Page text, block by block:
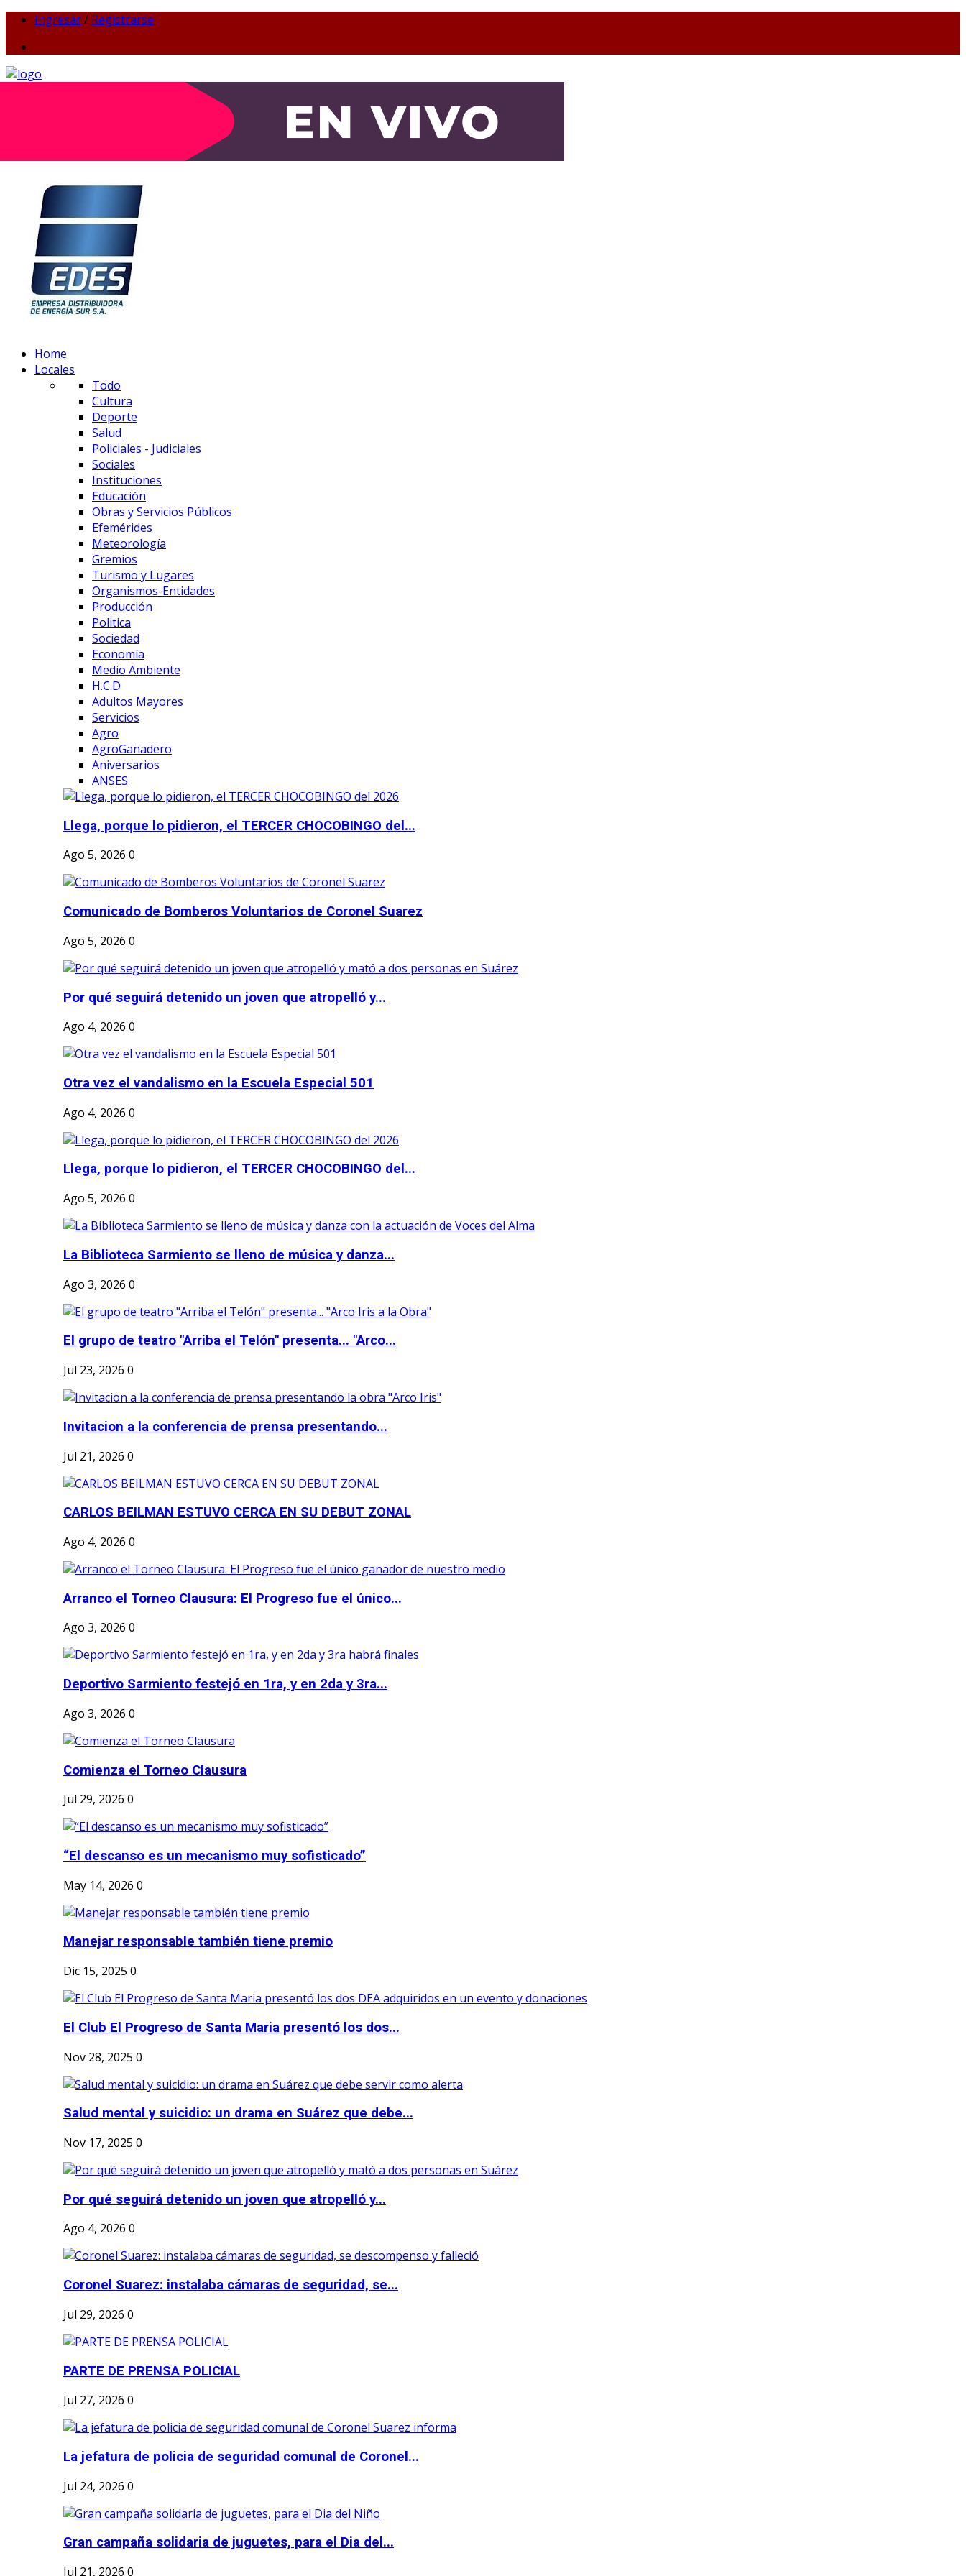
Ingresar/ Registrarse
Home
Locales
Todo
Cultura
Deporte
Salud
Policiales - Judiciales
Sociales
Instituciones
Educación
Obras y Servicios Públicos
Efemérides
Meteorología
Gremios
Turismo y Lugares
Organismos-Entidades
Producción
Politica
Sociedad
Economía
Medio Ambiente
H.C.D
Adultos Mayores
Servicios
Agro
AgroGanadero
Aniversarios
ANSES
Llega, porque lo pidieron, el TERCER CHOCOBINGO del...
Ago 5, 2026 0
Comunicado de Bomberos Voluntarios de Coronel Suarez
Ago 5, 2026 0
Por qué seguirá detenido un joven que atropelló y...
Ago 4, 2026 0
Otra vez el vandalismo en la Escuela Especial 501
Ago 4, 2026 0
Llega, porque lo pidieron, el TERCER CHOCOBINGO del...
Ago 5, 2026 0
La Biblioteca Sarmiento se lleno de música y danza...
Ago 3, 2026 0
El grupo de teatro "Arriba el Telón" presenta... "Arco...
Jul 23, 2026 0
Invitacion a la conferencia de prensa presentando...
Jul 21, 2026 0
CARLOS BEILMAN ESTUVO CERCA EN SU DEBUT ZONAL
Ago 4, 2026 0
Arranco el Torneo Clausura: El Progreso fue el único...
Ago 3, 2026 0
Deportivo Sarmiento festejó en 1ra, y en 2da y 3ra...
Ago 3, 2026 0
Comienza el Torneo Clausura
Jul 29, 2026 0
“El descanso es un mecanismo muy sofisticado”
May 14, 2026 0
Manejar responsable también tiene premio
Dic 15, 2025 0
El Club El Progreso de Santa Maria presentó los dos...
Nov 28, 2025 0
Salud mental y suicidio: un drama en Suárez que debe...
Nov 17, 2025 0
Por qué seguirá detenido un joven que atropelló y...
Ago 4, 2026 0
Coronel Suarez: instalaba cámaras de seguridad, se...
Jul 29, 2026 0
PARTE DE PRENSA POLICIAL
Jul 27, 2026 0
La jefatura de policia de seguridad comunal de Coronel...
Jul 24, 2026 0
Gran campaña solidaria de juguetes, para el Dia del...
Jul 21, 2026 0